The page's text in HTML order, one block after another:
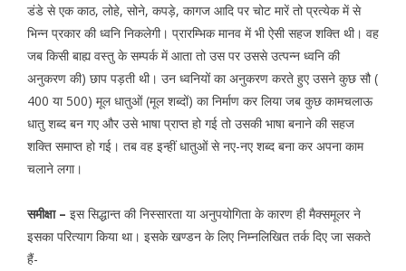
डंडे से एक काठ, लोहे, सोने, कपड़े, कागज आदि पर चोट मारें तो प्रत्येक में से
भिन्न प्रकार की ध्वनि निकलेगी। प्रारम्भिक मानव में भी ऐसी सहज शक्ति थी। वह
जब किसी बाह्य वस्तु के सम्पर्क में आता तो उस पर उससे उत्पन्न ध्वनि की
अनुकरण की) छाप पड़ती थी। उन ध्वनियों का अनुकरण करते हुए उसने कुछ सौ (
400 या 500) मूल धातुओं (मूल शब्दों) का निर्माण कर लिया जब कुछ कामचलाऊ
धातु शब्द बन गए और उसे भाषा प्राप्त हो गई तो उसकी भाषा बनाने की सहज
शक्ति समाप्त हो गई। तब वह इन्हीं धातुओं से नए-नए शब्द बना कर अपना काम
चलाने लगा।
समीक्षा – इस सिद्धान्त की निस्सारता या अनुपयोगिता के कारण ही मैक्समूलर ने
इसका परित्याग किया था। इसके खण्डन के लिए निम्नलिखित तर्क दिए जा सकते
हैं-